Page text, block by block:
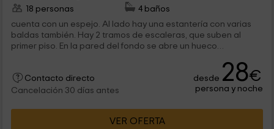
18 personas
4 baños
cuenta con un espejo. Al lado hay una estantería con varias
baldas también. Hay 2 tramos de escaleras, que suben al
primer piso. En la pared del fondo se abre un hueco
Contacto directo
Cancelación 30 días antes
desde 28€
persona y noche
VER OFERTA